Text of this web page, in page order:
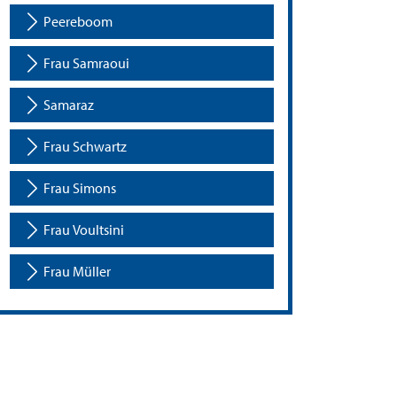
Peereboom
Frau Samraoui
Samaraz
Frau Schwartz
Frau Simons
Frau Voultsini
Frau Müller